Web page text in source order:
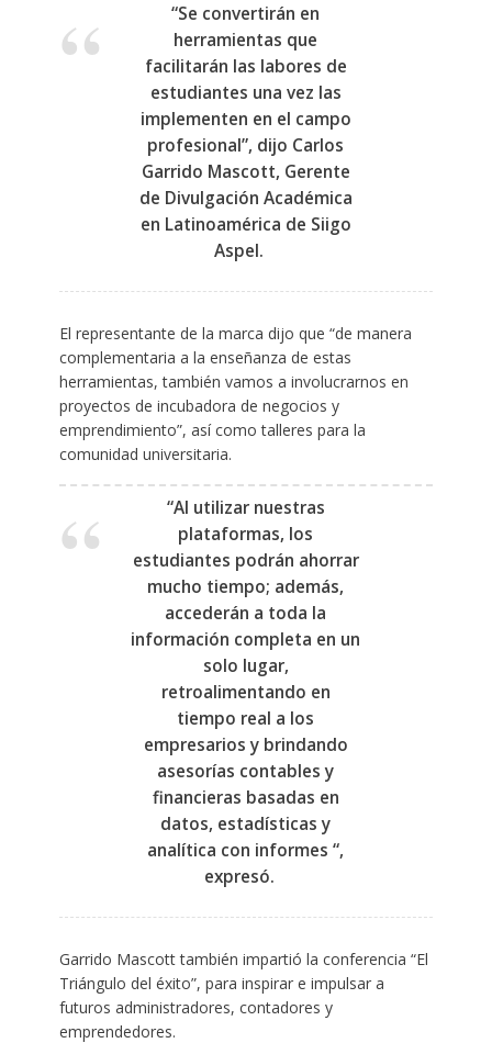
“Se convertirán en
herramientas que
facilitarán las labores de
estudiantes una vez las
implementen en el campo
profesional”, dijo Carlos
Garrido Mascott, Gerente
de Divulgación Académica
en Latinoamérica de Siigo
Aspel. ​ ​
El representante de la marca dijo que “de manera
complementaria a la enseñanza de estas
herramientas, también vamos a involucrarnos en
proyectos de incubadora de negocios y
emprendimiento”, así como talleres para la
comunidad universitaria. ​ ​
“Al utilizar nuestras
plataformas, los
estudiantes podrán ahorrar
mucho tiempo; además,
accederán a toda la
información completa en un
solo lugar,
retroalimentando en
tiempo real a los
empresarios y brindando
asesorías contables y
financieras basadas en
datos, estadísticas y
analítica con informes “,
expresó. ​ ​
Garrido Mascott también impartió la conferencia “El
Triángulo del éxito”, para inspirar e impulsar a
futuros administradores, contadores y
emprendedores. ​ ​